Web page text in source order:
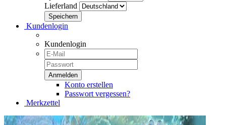
Lieferland
Kundenlogin
Kundenlogin
Konto erstellen
Passwort vergessen?
Merkzettel